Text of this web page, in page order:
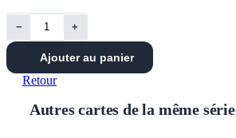
− +
Ajouter au panier
Retour
Autres cartes de la même série